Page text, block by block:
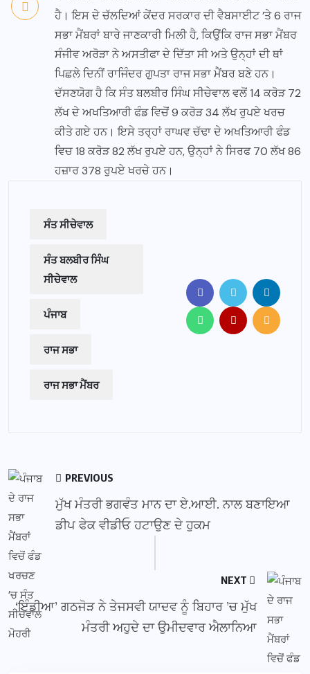
ਹੈ। ਇਸ ਦੇ ਚੱਲਦਿਆਂ ਕੇਂਦਰ ਸਰਕਾਰ ਦੀ ਵੈਬਸਾਈਟ ’ਤੇ 6 ਰਾਜ
ਸਭਾ ਮੈਂਬਰਾਂ ਬਾਰੇ ਜਾਣਕਾਰੀ ਮਿਲੀ ਹੈ, ਕਿਉਂਕਿ ਰਾਜ ਸਭਾ ਮੈਂਬਰ
ਸੰਜੀਵ ਅਰੋੜਾ ਨੇ ਅਸਤੀਫਾ ਦੇ ਦਿੱਤਾ ਸੀ ਅਤੇ ਉਨ੍ਹਾਂ ਦੀ ਥਾਂ
ਪਿਛਲੇ ਦਿਨੀਂ ਰਾਜਿੰਦਰ ਗੁਪਤਾ ਰਾਜ ਸਭਾ ਮੈਂਬਰ ਬਣੇ ਹਨ।
ਦੱਸਣਯੋਗ ਹੈ ਕਿ ਸੰਤ ਬਲਬੀਰ ਸਿੰਘ ਸੀਚੇਵਾਲ ਵਲੋਂ 14 ਕਰੋੜ 72
ਲੱਖ ਦੇ ਅਖਤਿਆਰੀ ਫੰਡ ਵਿਚੋਂ 9 ਕਰੋੜ 34 ਲੱਖ ਰੁਪਏ ਖਰਚ
ਕੀਤੇ ਗਏ ਹਨ। ਇਸੇ ਤਰ੍ਹਾਂ ਰਾਘਵ ਚੱਢਾ ਦੇ ਅਖਤਿਆਰੀ ਫੰਡ
ਵਿਚ 18 ਕਰੋੜ 82 ਲੱਖ ਰੁਪਏ ਹਨ, ਉਨ੍ਹਾਂ ਨੇ ਸਿਰਫ 70 ਲੱਖ 86
ਹਜ਼ਾਰ 378 ਰੁਪਏ ਖਰਚੇ ਹਨ।
ਸੰਤ ਸੀਚੇਵਾਲ
ਸੰਤ ਬਲਬੀਰ ਸਿੰਘ
ਸੀਚੇਵਾਲ
ਪੰਜਾਬ
ਰਾਜ ਸਭਾ
ਰਾਜ ਸਭਾ ਮੈਂਬਰ
PREVIOUS
ਮੁੱਖ ਮੰਤਰੀ ਭਗਵੰਤ ਮਾਨ ਦਾ ਏ.ਆਈ. ਨਾਲ ਬਣਾਇਆ
ਡੀਪ ਫੇਕ ਵੀਡੀਓ ਹਟਾਉਣ ਦੇ ਹੁਕਮ
NEXT
‘ਇੰਡੀਆ’ ਗਠਜੋੜ ਨੇ ਤੇਜਸਵੀ ਯਾਦਵ ਨੂੰ ਬਿਹਾਰ ’ਚ ਮੁੱਖ
ਮੰਤਰੀ ਅਹੁਦੇ ਦਾ ਉਮੀਦਵਾਰ ਐਲਾਨਿਆ